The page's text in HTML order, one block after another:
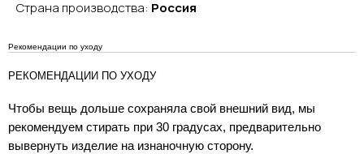
Страна производства: Россия
Рекомендации по уходу
РЕКОМЕНДАЦИИ ПО УХОДУ
Чтобы вещь дольше сохраняла свой внешний вид, мы
рекомендуем стирать при 30 градусах, предварительно
вывернуть изделие на изнаночную сторону.